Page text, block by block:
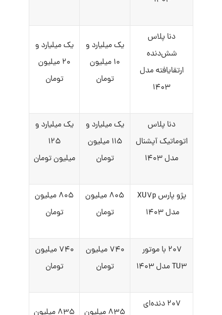
دنا پلاس
شش‌دنده‌‌
ارتقایافته مدل
۱۴۰۳
یک میلیارد و
۱۰ میلیون
تومان
یک میلیارد و
۲۰ میلیون
تومان
دنا پلاس
اتوماتیک آپشنال
مدل ۱۴۰۳
یک میلیارد و
۱۱۵ میلیون
تومان
یک میلیارد و
۱۲۵
میلیون تومان
پژو پارس XU۷p
مدل ۱۴۰۳
۸۰۵ میلیون
تومان
۸۰۵ میلیون
تومان
۲۰۷ با موتور
TU۳ مدل ۱۴۰۳
۷۴۰ میلیون
تومان
۷۴۰ میلیون
تومان
۲۰۷ دنده‌ای